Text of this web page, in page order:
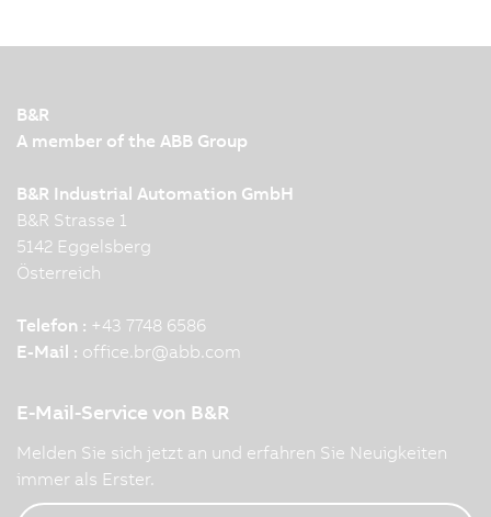
B&R
A member of the ABB Group
B&R Industrial Automation GmbH
B&R Strasse 1
5142 Eggelsberg
Österreich
Telefon : +43 7748 6586
E-Mail : office.br@abb.com
E-Mail-Service von B&R
Melden Sie sich jetzt an und erfahren Sie Neuigkeiten
immer als Erster.